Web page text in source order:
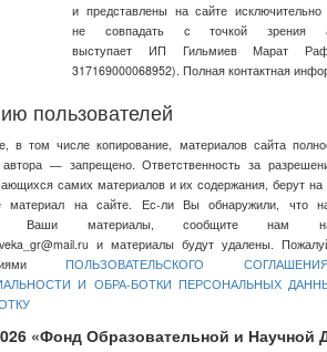
и представлены на сайте
не совпадать с точкой зрения
выступает ИП Гильмиев Марат
317169000068952). Полная контактная
пользователей
в том числе копирование, материалов сайта
автора — запрещено. Ответственность за
самих материалов и их содержания, берут на
материал на сайте. Ес-ли Вы обнаружили, что
Ваши материалы, сообщите нам на
и материалы будут удалены.
ПОЛЬЗОВАТЕЛЬСКОГО СОГЛАШЕНИЯ
И ОБРА-БОТКИ ПЕРСОНАЛЬНЫХ
«Фонд Образовательной и Научной